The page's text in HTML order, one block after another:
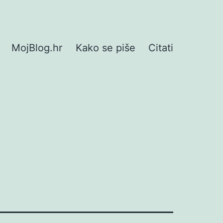
MojBlog.hr Kako se piše Citati